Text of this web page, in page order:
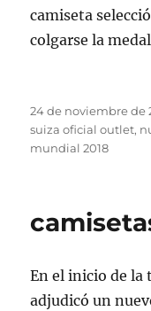
camiseta
colgarse la
Publicado
el
24 de noviembre de
suiza oficial outlet,
mundial 2018
En el inicio de la
adjudicó un